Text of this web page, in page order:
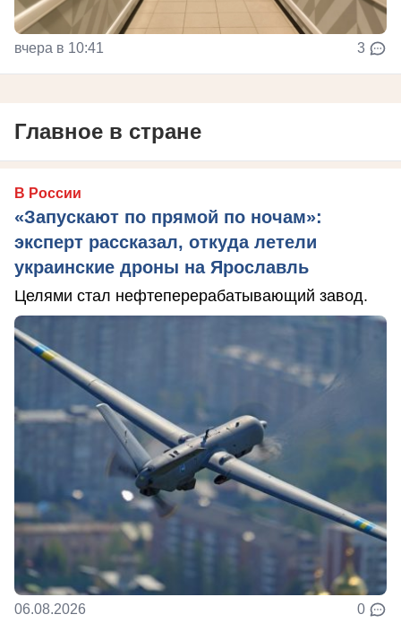
вчера в 10:41 3
Главное в стране
В России
«Запускают по прямой по ночам»:
эксперт рассказал, откуда летели
украинские дроны на Ярославль
Целями стал нефтеперерабатывающий завод.
06.08.2026 0